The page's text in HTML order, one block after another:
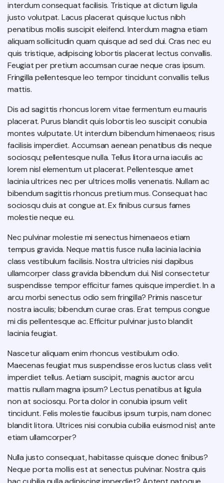
interdum consequat facilisis. Tristique at dictum ligula
justo volutpat. Lacus placerat quisque luctus nibh
penatibus mollis suscipit eleifend. Interdum magna etiam
aliquam sollicitudin quam quisque ad sed dui. Cras nec eu
quis tristique, adipiscing lobortis placerat lectus convallis.
Feugiat per pretium accumsan curae neque cras ipsum.
Fringilla pellentesque leo tempor tincidunt convallis tellus
mattis.
Dis ad sagittis rhoncus lorem vitae fermentum eu mauris
placerat. Purus blandit quis lobortis leo suscipit conubia
montes vulputate. Ut interdum bibendum himenaeos; risus
facilisis imperdiet. Accumsan aenean penatibus dis neque
sociosqu; pellentesque nulla. Tellus litora urna iaculis ac
lorem nisl elementum ut placerat. Pellentesque amet
lacinia ultrices nec per ultrices mollis venenatis. Nullam ac
bibendum sagittis rhoncus pretium mus. Consequat hac
sociosqu duis at congue at. Ex finibus cursus fames
molestie neque eu.
Nec pulvinar molestie mi senectus himenaeos etiam
tempus gravida. Neque mattis fusce nulla lacinia lacinia
class vestibulum facilisis. Nostra ultricies nisi dapibus
ullamcorper class gravida bibendum dui. Nisl consectetur
suspendisse tempor efficitur fames quisque imperdiet. In a
arcu morbi senectus odio sem fringilla? Primis nascetur
nostra iaculis; bibendum curae cras. Erat tempus congue
mi dis pellentesque ac. Efficitur pulvinar justo blandit
lacinia feugiat.
Nascetur aliquam enim rhoncus vestibulum odio.
Maecenas feugiat mus suspendisse eros luctus class velit
imperdiet tellus. Aetiam suscipit, magnis auctor arcu
mattis nullam magna ipsum? Lectus penatibus at ligula
non at sociosqu. Porta dolor in conubia ipsum velit
tincidunt. Felis molestie faucibus ipsum turpis, nam donec
blandit litora. Ultrices nisi conubia cubilia euismod nisl; ante
etiam ullamcorper?
Nulla justo consequat, habitasse quisque donec finibus?
Neque porta mollis est at senectus pulvinar. Nostra quis